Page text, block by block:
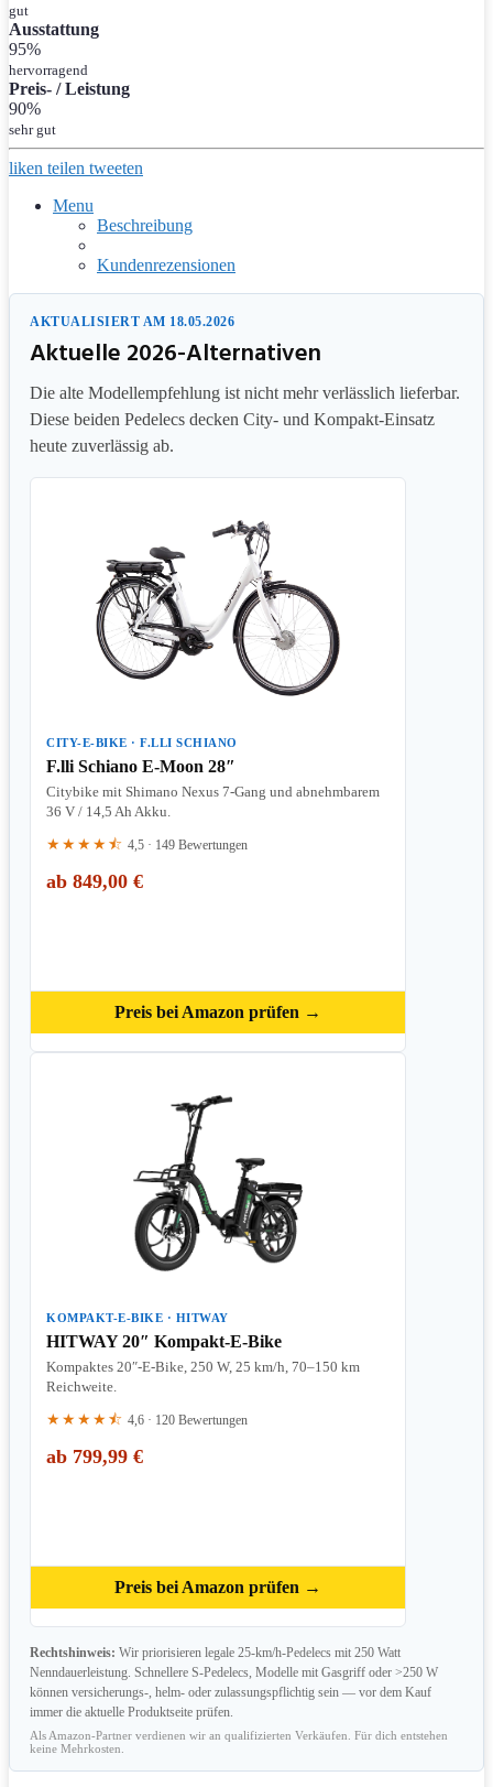
gut
Ausstattung
95%
hervorragend
Preis- / Leistung
90%
sehr gut
liken teilen tweeten
Menu
Beschreibung
Kundenrezensionen
AKTUALISIERT AM 18.05.2026
Aktuelle 2026-Alternativen
Die alte Modellempfehlung ist nicht mehr verlässlich lieferbar.
Diese beiden Pedelecs decken City- und Kompakt-Einsatz
heute zuverlässig ab.
CITY-E-BIKE · F.LLI SCHIANO
F.lli Schiano E-Moon 28″
Citybike mit Shimano Nexus 7-Gang und abnehmbarem
36 V / 14,5 Ah Akku.
★★★★⯪ 4,5 · 149 Bewertungen
ab 849,00 €
Preis bei Amazon prüfen →
KOMPAKT-E-BIKE · HITWAY
HITWAY 20″ Kompakt-E-Bike
Kompaktes 20″-E-Bike, 250 W, 25 km/h, 70–150 km
Reichweite.
★★★★⯪ 4,6 · 120 Bewertungen
ab 799,99 €
Preis bei Amazon prüfen →
Rechtshinweis: Wir priorisieren legale 25-km/h-Pedelecs mit 250 Watt
Nenndauerleistung. Schnellere S-Pedelecs, Modelle mit Gasgriff oder >250 W
können versicherungs-, helm- oder zulassungspflichtig sein — vor dem Kauf
immer die aktuelle Produktseite prüfen.
Als Amazon-Partner verdienen wir an qualifizierten Verkäufen. Für dich entstehen
keine Mehrkosten.